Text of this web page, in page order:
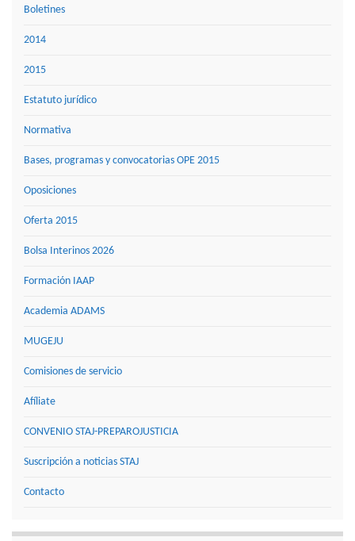
Boletines
2014
2015
Estatuto jurídico
Normativa
Bases, programas y convocatorias OPE 2015
Oposiciones
Oferta 2015
Bolsa Interinos 2026
Formación IAAP
Academia ADAMS
MUGEJU
Comisiones de servicio
Afíliate
CONVENIO STAJ-PREPAROJUSTICIA
Suscripción a noticias STAJ
Contacto